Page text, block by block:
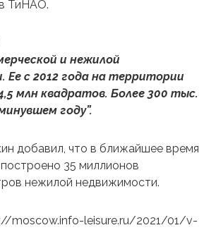
ТиНАО.
и нежилой
Ее с 2012 года на территории
млн квадратов. Более 300 тыс.
году”.
добавил, что в ближайшее время
35 миллионов
нежилой недвижимости.
moscow.info-leisure.ru/2021/01/v-